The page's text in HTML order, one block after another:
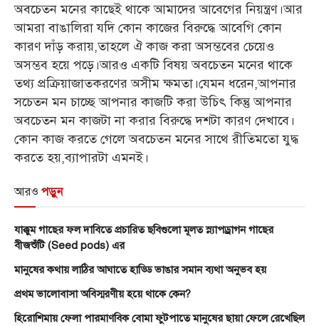
অবচেতন মনের কাছেই থাকে আমাদের আবেগের নিয়ন্ত্রণ।আর
আমরা বাঙালিরা যদি কোন কাজের বিরুদ্ধে আবেগি কোন
কারণ দাঁড় করায়,তাহলে ঐ কাজ করা অসম্ভবের চেয়েও
অসম্ভব হয়ে পড়ে।আরও একটি বিষয় অবচেতন মনের থাকে
তথ্য প্রক্রিয়াজাতকরণের অসীম ক্ষমতা।যেমন ধরেন,আপনার
সচেতন মন চাচ্ছে আপনার কাজটি করা উচিৎ কিন্তু আপনার
অবচেতন মন কাজটা না করার বিরুদ্ধে দশটা কারণ দেখাবে।
কোন কাজ করতে গেলে অবচেতন মনের সাথে রীতিমতো যুদ্ধ
করতে হয়,ব্যাপারটা এমনই।
আরও পড়ুন
যাক্কুম গাছের ফল দাবিতে প্রচারিত ছবিগুলো মূলত স্ন্যাপড্রাগন গাছের
বীজশুঁটি (Seed pods) এর
মানুষের কথায় লাঠির আঘাতে হাড্ডি ভাঙার সমান ব্যথা অনুভব হয়
প্রথম ভালোবাসা অবিস্মরণীয় হয়ে থাকে কেন?
হিরোশিমায় ফেলা পারমাণবিক বোমা ফুটপাতে মানুষের ছায়া ফেলে রেখেছিল